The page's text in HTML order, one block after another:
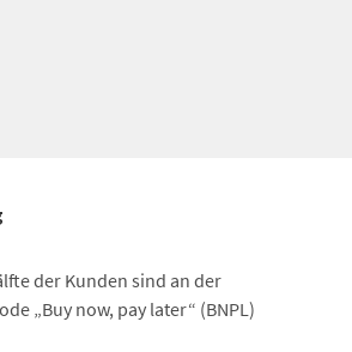
der Kunden sind an der
„Buy now, pay later“ (BNPL)